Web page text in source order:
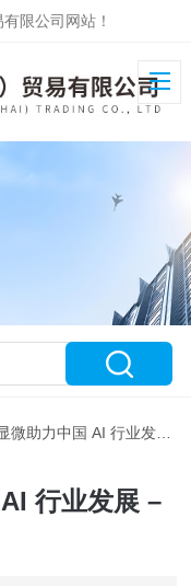
限公司网站！
力中国 AI 行业发展 – 光模块篇
行业发展 –